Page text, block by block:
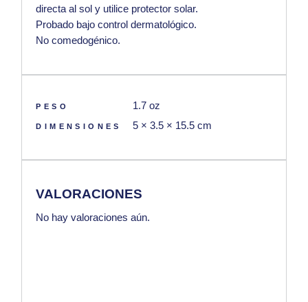
directa al sol y utilice protector solar.
Probado bajo control dermatológico.
No comedogénico.
PESO 1.7 oz
DIMENSIONES 5 × 3.5 × 15.5 cm
VALORACIONES
No hay valoraciones aún.